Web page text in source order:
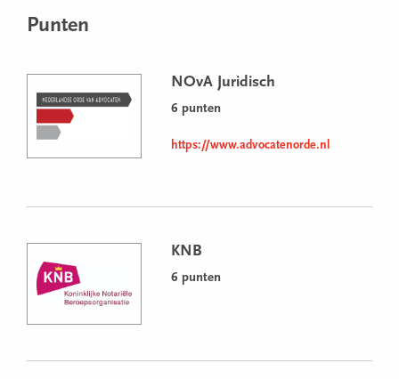
Punten
NOvA Juridisch
6 punten
https://www.advocatenorde.nl
KNB
6 punten